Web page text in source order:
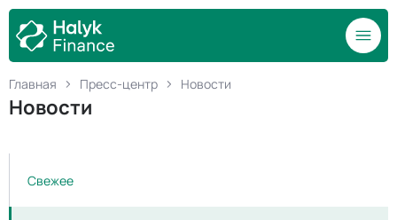
Главная Пресс-центр Новости
Новости
Свежее